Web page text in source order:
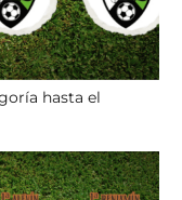
hasta el